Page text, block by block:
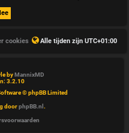
Alle tijden zijn UTC+01:00
cookies
byMannixMD
3.2.10
© phpBB Limited
doorphpBB.nl .